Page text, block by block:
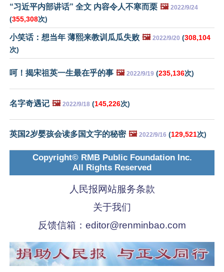
“习近平内部讲话” 全文 内容令人不寒而栗 🖼️ 2022/9/24
(355,308次)
小笑话：想当年 薄熙来教训瓜瓜失败 🖼️ 2022/9/20 (308,104
次)
呵！揭宋祖英一生最在乎的事 🖼️ 2022/9/19 (235,136次)
名字奇遇记 🖼️ 2022/9/18 (145,226次)
英国2岁婴孩会读多国文字的秘密 🖼️ 2022/9/16 (129,521次)
Copyright© RMB Public Foundation Inc.
All Rights Reserved
人民报网站服务条款
关于我们
反馈信箱： editor@renminbao.com